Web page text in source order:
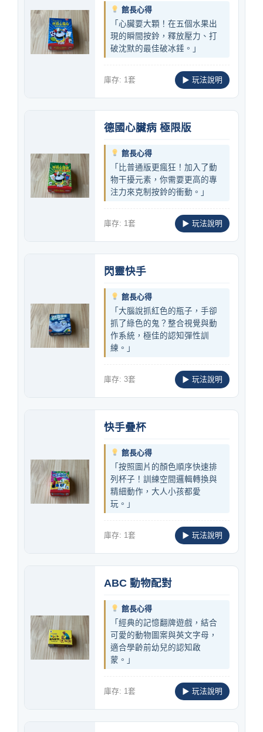
館長心得
「心臟要大顆！在五個水果出
現的瞬間按鈴，釋放壓力、打
破沈默的最佳破冰錘。」
庫存: 1套 ▶ 玩法說明
德國心臟病 極限版
館長心得
「比普通版更瘋狂！加入了動
物干擾元素，你需要更高的專
注力來克制按鈴的衝動。」
庫存: 1套 ▶ 玩法說明
閃靈快手
館長心得
「大腦說抓紅色的瓶子，手卻
抓了綠色的鬼？整合視覺與動
作系統，極佳的認知彈性訓
練。」
庫存: 3套 ▶ 玩法說明
快手疊杯
館長心得
「按照圖片的顏色順序快速排
列杯子！訓練空間邏輯轉換與
精細動作，大人小孩都愛
玩。」
庫存: 1套 ▶ 玩法說明
ABC 動物配對
館長心得
「經典的記憶翻牌遊戲，結合
可愛的動物圖案與英文字母，
適合學齡前幼兒的認知啟
蒙。」
庫存: 1套 ▶ 玩法說明